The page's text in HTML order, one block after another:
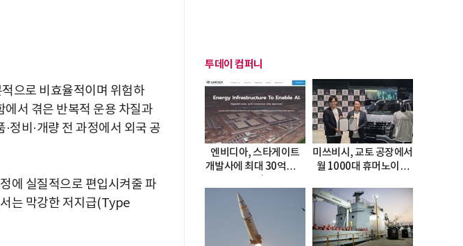
으로 비효율적이며 위험하
서 겪은 반복적 운용 차질과
정비·개량 전 과정에서 외국 공
에 실질적으로 편입시켜줄 파
는 막강한 저지급(Type
투데이 컴퍼니
엔비디아, 스타게이트
개발사에 최대 30억달러
미쓰비시, 교토 공장에서
월 1000대 휴머노이드